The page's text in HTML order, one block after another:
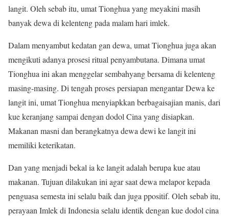
langit. Oleh sebab itu, umat Tionghua yang meyakini masih
banyak dewa di kelenteng pada malam hari imlek.
Dalam menyambut kedatan gan dewa, umat Tionghua juga akan
mengikuti adanya prosesi ritual penyambutana. Dimana umat
Tionghua ini akan menggelar sembahyang bersama di kelenteng
masing-masing. Di tengah proses persiapan mengantar Dewa ke
langit ini, umat Tionghua menyiapkkan berbagaisajian manis, dari
kue keranjang sampai dengan dodol Cina yang disiapkan.
Makanan masni dan berangkatnya dewa dewi ke langit ini
memiliki keterikatan.
Dan yang menjadi bekal ia ke langit adalah berupa kue atau
makanan. Tujuan dilakukan ini agar saat dewa melapor kepada
penguasa semesta ini selalu baik dan juga ppositif. Oleh sebab itu,
perayaan Imlek di Indonesia selalu identik dengan kue dodol cina